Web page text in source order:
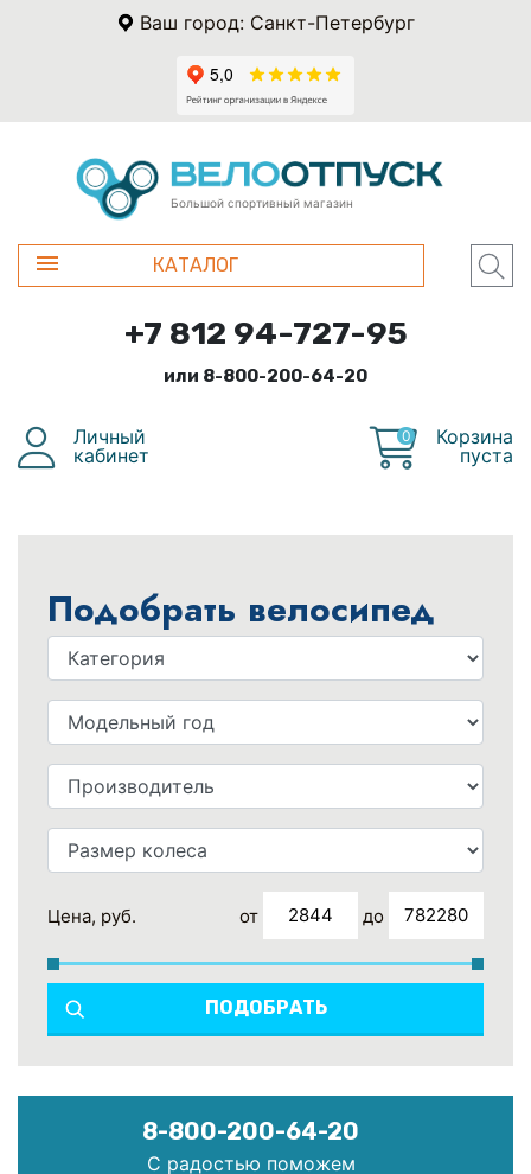
Ваш город: Санкт-Петербург
Большой спортивный магазин
КАТАЛОГ
+7 812 94-727-95
или 8-800-200-64-20
Личный
кабинет
0
Корзина
пуста
Подобрать велосипед
Цена, руб. от до
8-800-200-64-20
С радостью поможем